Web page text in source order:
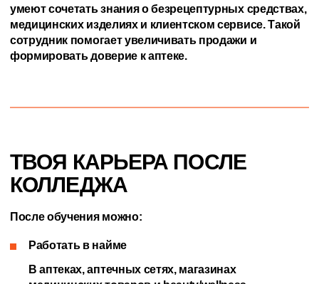
умеют сочетать знания о безрецептурных средствах,
медицинских изделиях и клиентском сервисе. Такой
сотрудник помогает увеличивать продажи и
формировать доверие к аптеке.
ТВОЯ КАРЬЕРА ПОСЛЕ
КОЛЛЕДЖА
После обучения можно:
Работать в найме
В аптеках, аптечных сетях, магазинах